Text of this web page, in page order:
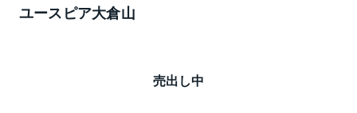
ユースピア大倉山
売出し中